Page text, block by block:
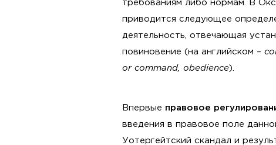
требованиям либо нормам. В
приводится следующее
деятельность, отвечающая
повиновение (на английском –
or command, obedience).
Впервые правовое
введения в правовое поле
Уотергейтский скандал и